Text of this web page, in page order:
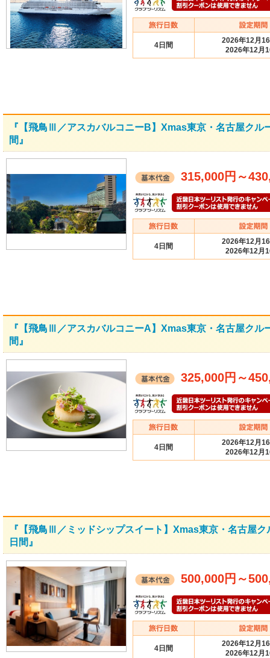
4日間
2026年12月
2026年12月
『【飛鳥Ⅲ／アスカバルコニーB】Xmas東京・名古屋クル
間』
315,000円 ～
4日間
2026年12月
2026年12月
『【飛鳥Ⅲ／アスカバルコニーA】Xmas東京・名古屋クル
間』
325,000円 ～
4日間
2026年12月
2026年12月
『【飛鳥Ⅲ／ミッドシップスイート】Xmas東京・名古屋ク
日間』
500,000円 ～
4日間
2026年12月
2026年12月